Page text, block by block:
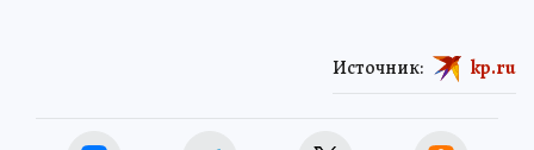
Источник: kp.ru